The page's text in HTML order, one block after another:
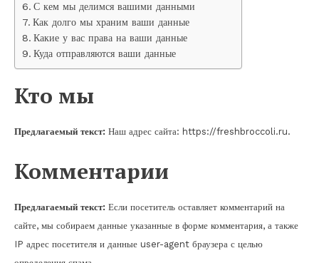
С кем мы делимся вашими данными
Как долго мы храним ваши данные
Какие у вас права на ваши данные
Куда отправляются ваши данные
Кто мы
Предлагаемый текст: Наш адрес сайта: https://freshbroccoli.ru.
Комментарии
Предлагаемый текст: Если посетитель оставляет комментарий на
сайте, мы собираем данные указанные в форме комментария, а также
IP адрес посетителя и данные user-agent браузера с целью